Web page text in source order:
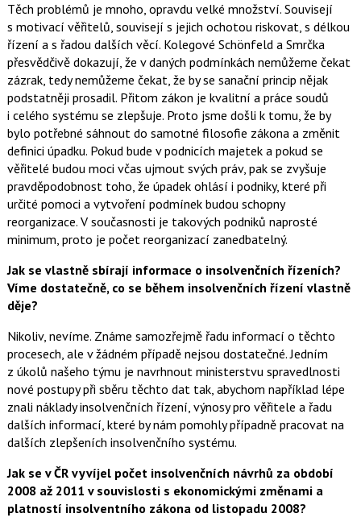
Těch problémů je mnoho, opravdu velké množství. Souvisejí
s motivací věřitelů, souvisejí s jejich ochotou riskovat, s délkou
řízení a s řadou dalších věcí. Kolegové Schönfeld a Smrčka
přesvědčivě dokazují, že v daných podmínkách nemůžeme čekat
zázrak, tedy nemůžeme čekat, že by se sanační princip nějak
podstatněji prosadil. Přitom zákon je kvalitní a práce soudů
i celého systému se zlepšuje. Proto jsme došli k tomu, že by
bylo potřebné sáhnout do samotné filosofie zákona a změnit
definici úpadku. Pokud bude v podnicích majetek a pokud se
věřitelé budou moci včas ujmout svých práv, pak se zvyšuje
pravděpodobnost toho, že úpadek ohlásí i podniky, které při
určité pomoci a vytvoření podmínek budou schopny
reorganizace. V současnosti je takových podniků naprosté
minimum, proto je počet reorganizací zanedbatelný.
Jak se vlastně sbírají informace o insolvenčních řízeních?
Víme dostatečně, co se během insolvenčních řízení vlastně
děje?
Nikoliv, nevíme. Známe samozřejmě řadu informací o těchto
procesech, ale v žádném případě nejsou dostatečné. Jedním
z úkolů našeho týmu je navrhnout ministerstvu spravedlnosti
nové postupy při sběru těchto dat tak, abychom například lépe
znali náklady insolvenčních řízení, výnosy pro věřitele a řadu
dalších informací, které by nám pomohly případně pracovat na
dalších zlepšeních insolvenčního systému.
Jak se v ČR vyvíjel počet insolvenčních návrhů za období
2008 až 2011 v souvislosti s ekonomickými změnami a
platností insolventního zákona od listopadu 2008?